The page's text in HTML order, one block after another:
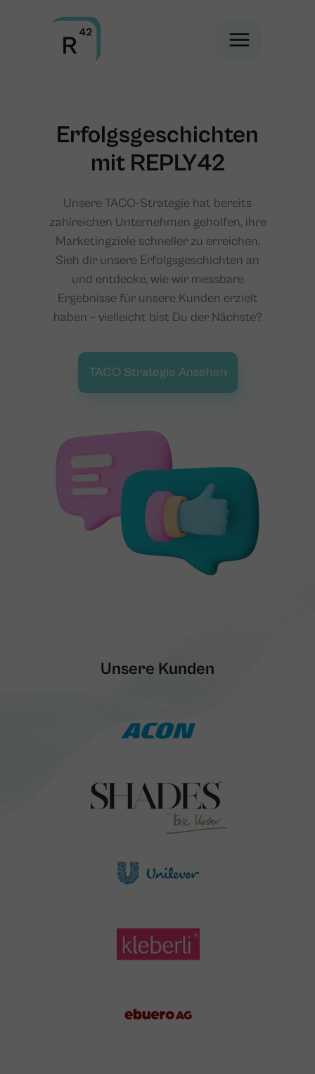
Erfolgsgeschichten
mit REPLY42
Unsere TACO-Strategie hat bereits
zahlreichen Unternehmen geholfen, ihre
Marketingziele schneller zu erreichen.
Sieh dir unsere Erfolgsgeschichten an
und entdecke, wie wir messbare
Ergebnisse für unsere Kunden erzielt
haben – vielleicht bist Du der Nächste?
TACO Strategie Ansehen
Unsere Kunden